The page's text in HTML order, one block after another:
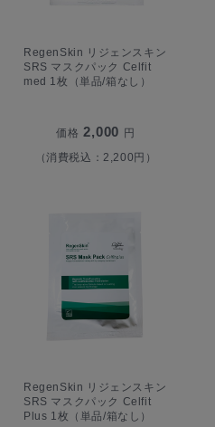
RegenSkin リジェンスキン
SRS マスクパック Celfit
med 1枚（単品/箱なし）
価格 2,000 円
（消費税込：2,200円）
RegenSkin リジェンスキン
SRS マスクパック Celfit
Plus 1枚（単品/箱なし）